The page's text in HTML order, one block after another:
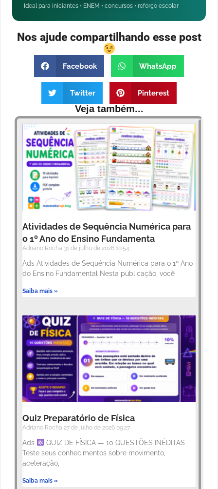
Ideal para iniciantes • ENEM • concursos • reforço escolar
Nos ajude compartilhando esse post
Facebook WhatsApp
Twitter Pinterest
Veja também...
Atividades de Sequência Numérica para
o 1º Ano do Ensino Fundamenta
Adriano Rocha 31 de julho de 2026 10:54
Ads Atividades de Sequência Numérica para o 1º Ano
do Ensino Fundamental Nesta publicação, você
Saiba mais »
Quiz Preparatório de Física
Adriano Rocha 27 de julho de 2026 09:27
Ads
QUIZ DE FÍSICA — 10 QUESTÕES INÉDITAS
Teste seus conhecimentos sobre movimento,
aceleração,
Saiba mais »